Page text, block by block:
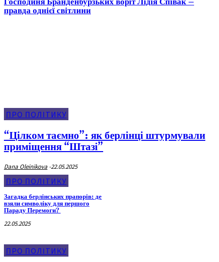
правда однієї світлини
ПРО ПОЛІТИКУ
“Цілком таємно”: як берлінці штурмували
приміщення “Штазі”
Dana Oleinikova -22.05.2025
ПРО ПОЛІТИКУ
Загадка берлінських прапорів: де
взяли символіку для першого
Параду Перемоги?
22.05.2025
ПРО ПОЛІТИКУ